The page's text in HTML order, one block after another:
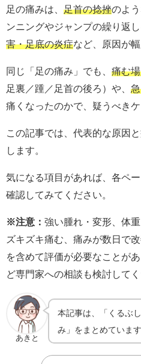
足の痛みは、 足首の捻挫のよ
ンニングやジャンプの繰り返
害・足底の炎症など、原因が
同じ「足の痛み」でも、 痛む
足裏／踵／足首の後ろ）や、
痛くなったのかで、疑うべき
この記事では、代表的な原因
します。
気になる項目があれば、各ペ
確認してみてください。
※注意： 強い腫れ・変形、体
ズキズキ痛む、痛みが数日で
を含めて評価が必要なことが
ど専門家への相談も検討してく
あきと
本記事は、「くるぶ
み」をまとめています